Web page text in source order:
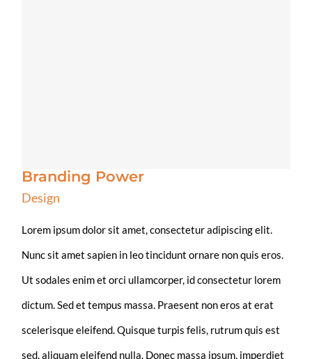
Branding Power
Design
Lorem ipsum dolor sit amet, consectetur adipiscing elit.
Nunc sit amet sapien in leo tincidunt ornare non quis eros.
Ut sodales enim et orci ullamcorper, id consectetur lorem
dictum. Sed et tempus massa. Praesent non eros at erat
scelerisque eleifend. Quisque turpis felis, rutrum quis est
sed, aliquam eleifend nulla. Donec massa ipsum, imperdiet